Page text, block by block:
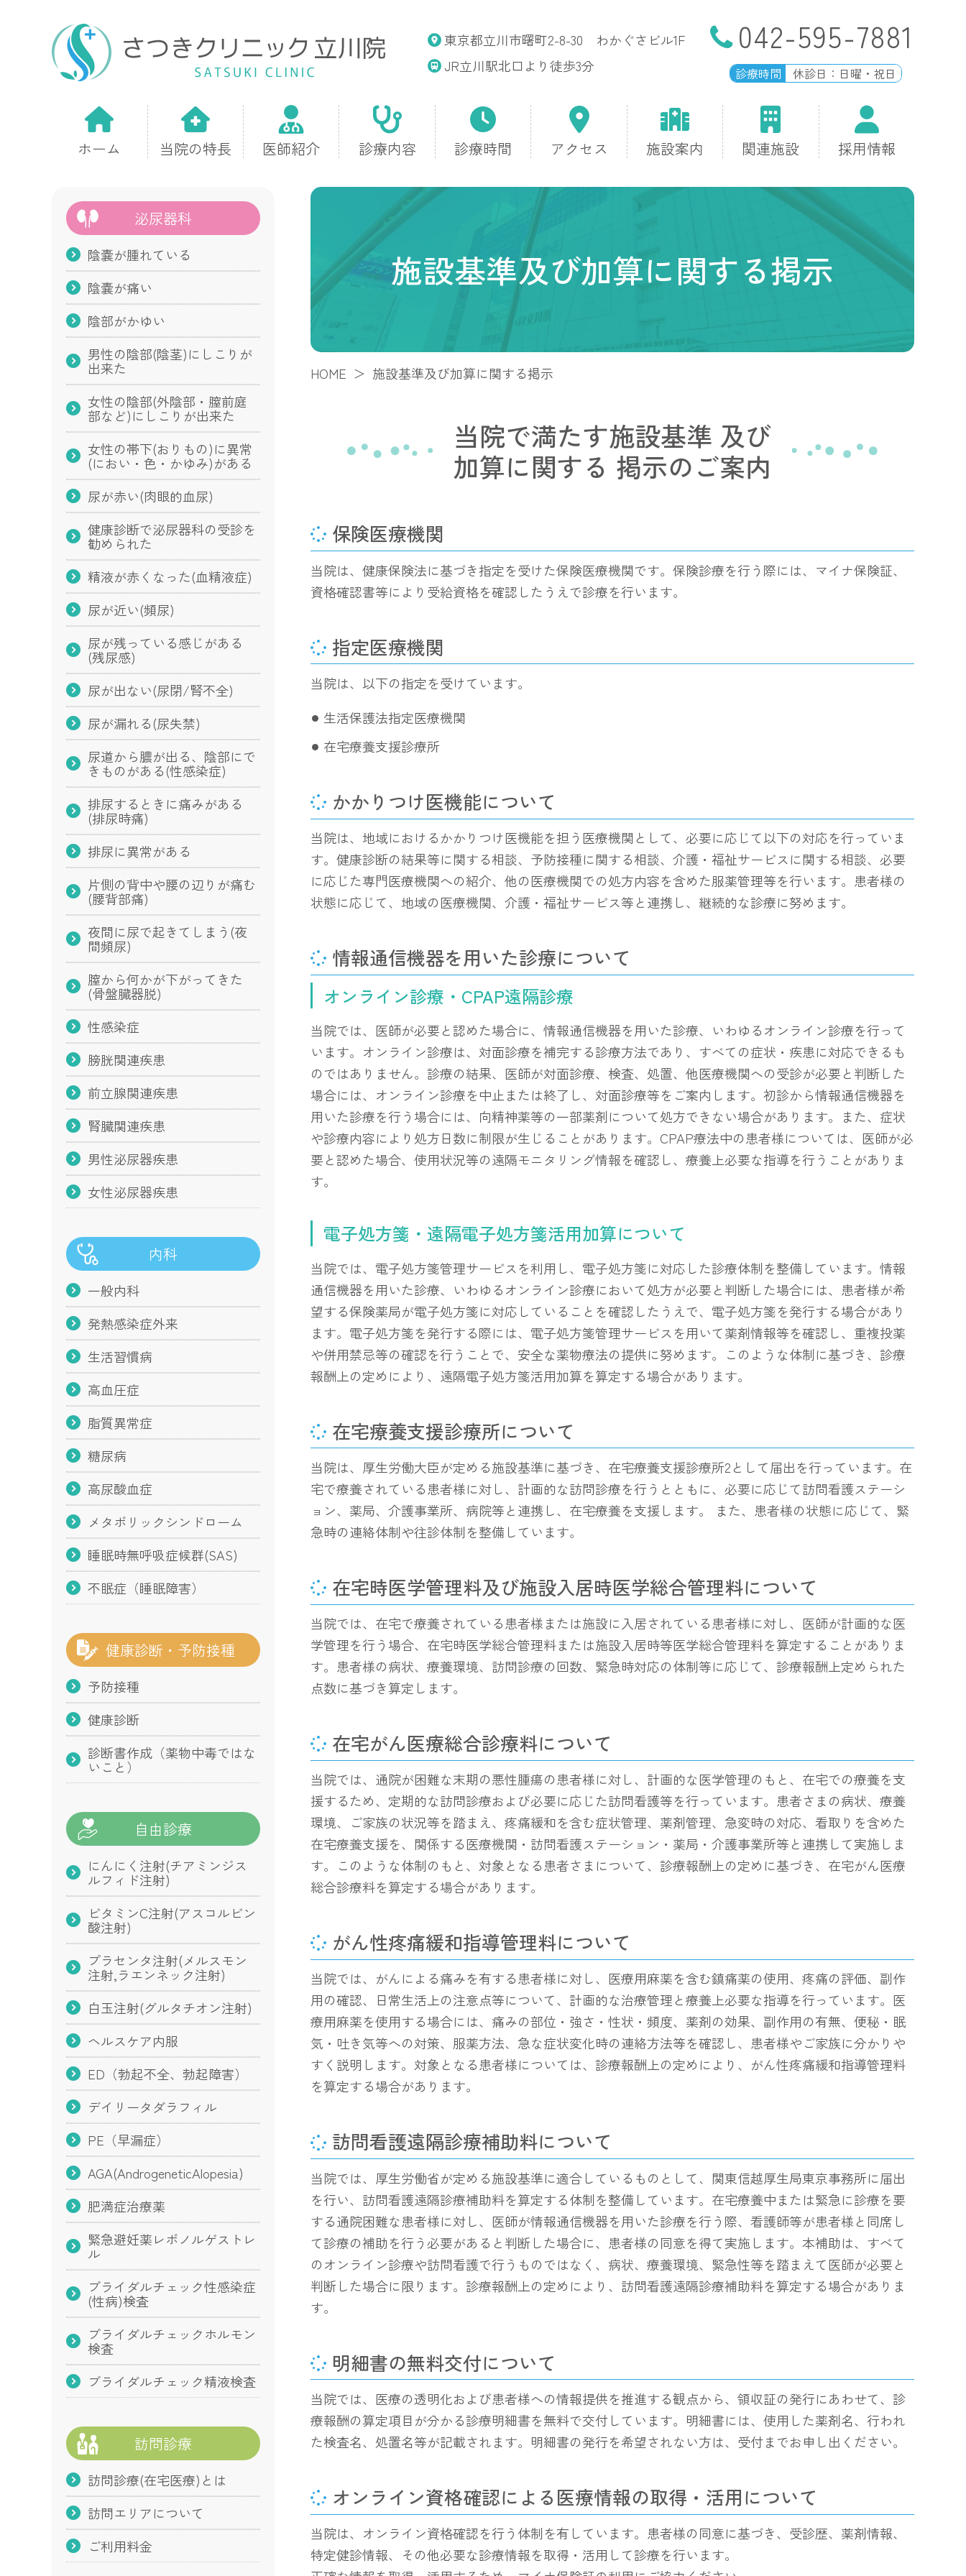
東京都立川市曙町2-8-30 わかぐさビル1F
JR立川駅北口より徒歩3分
042-595-7881
診療時間 休診日：日曜・祝日
ホーム 当院の特長 医師紹介 診療内容 診療時間 アクセス 施設案内 関連施設 採用情報
施設基準及び加算に関する掲示
HOME 施設基準及び加算に関する掲示
当院で満たす施設基準 及び
加算に関する 掲示のご案内
保険医療機関
当院は、健康保険法に基づき指定を受けた保険医療機関です。保険診療を行う際には、マイナ保険証、
資格確認書等により受給資格を確認したうえで診療を行います。
指定医療機関
当院は、以下の指定を受けています。
生活保護法指定医療機関
在宅療養支援診療所
かかりつけ医機能について
当院は、地域におけるかかりつけ医機能を担う医療機関として、必要に応じて以下の対応を行っていま
す。健康診断の結果等に関する相談、予防接種に関する相談、介護・福祉サービスに関する相談、必要
に応じた専門医療機関への紹介、他の医療機関での処方内容を含めた服薬管理等を行います。患者様の
状態に応じて、地域の医療機関、介護・福祉サービス等と連携し、継続的な診療に努めます。
情報通信機器を用いた診療について
オンライン診療・CPAP遠隔診療
当院では、医師が必要と認めた場合に、情報通信機器を用いた診療、いわゆるオンライン診療を行って
います。オンライン診療は、対面診療を補完する診療方法であり、すべての症状・疾患に対応できるも
のではありません。診療の結果、医師が対面診療、検査、処置、他医療機関への受診が必要と判断した
場合には、オンライン診療を中止または終了し、対面診療等をご案内します。初診から情報通信機器を
用いた診療を行う場合には、向精神薬等の一部薬剤について処方できない場合があります。また、症状
や診療内容により処方日数に制限が生じることがあります。CPAP療法中の患者様については、医師が必
要と認めた場合、使用状況等の遠隔モニタリング情報を確認し、療養上必要な指導を行うことがありま
す。
電子処方箋・遠隔電子処方箋活用加算について
当院では、電子処方箋管理サービスを利用し、電子処方箋に対応した診療体制を整備しています。情報
通信機器を用いた診療、いわゆるオンライン診療において処方が必要と判断した場合には、患者様が希
望する保険薬局が電子処方箋に対応していることを確認したうえで、電子処方箋を発行する場合があり
ます。電子処方箋を発行する際には、電子処方箋管理サービスを用いて薬剤情報等を確認し、重複投薬
や併用禁忌等の確認を行うことで、安全な薬物療法の提供に努めます。このような体制に基づき、診療
報酬上の定めにより、遠隔電子処方箋活用加算を算定する場合があります。
在宅療養支援診療所について
当院は、厚生労働大臣が定める施設基準に基づき、在宅療養支援診療所2として届出を行っています。在
宅で療養されている患者様に対し、計画的な訪問診療を行うとともに、必要に応じて訪問看護ステーシ
ョン、薬局、介護事業所、病院等と連携し、在宅療養を支援します。 また、患者様の状態に応じて、緊
急時の連絡体制や往診体制を整備しています。
在宅時医学管理料及び施設入居時医学総合管理料について
当院では、在宅で療養されている患者様または施設に入居されている患者様に対し、医師が計画的な医
学管理を行う場合、在宅時医学総合管理料または施設入居時等医学総合管理料を算定することがありま
す。患者様の病状、療養環境、訪問診療の回数、緊急時対応の体制等に応じて、診療報酬上定められた
点数に基づき算定します。
在宅がん医療総合診療料について
当院では、通院が困難な末期の悪性腫瘍の患者様に対し、計画的な医学管理のもと、在宅での療養を支
援するため、定期的な訪問診療および必要に応じた訪問看護等を行っています。患者さまの病状、療養
環境、ご家族の状況等を踏まえ、疼痛緩和を含む症状管理、薬剤管理、急変時の対応、看取りを含めた
在宅療養支援を、関係する医療機関・訪問看護ステーション・薬局・介護事業所等と連携して実施しま
す。このような体制のもと、対象となる患者さまについて、診療報酬上の定めに基づき、在宅がん医療
総合診療料を算定する場合があります。
がん性疼痛緩和指導管理料について
当院では、がんによる痛みを有する患者様に対し、医療用麻薬を含む鎮痛薬の使用、疼痛の評価、副作
用の確認、日常生活上の注意点等について、計画的な治療管理と療養上必要な指導を行っています。医
療用麻薬を使用する場合には、痛みの部位・強さ・性状・頻度、薬剤の効果、副作用の有無、便秘・眠
気・吐き気等への対策、服薬方法、急な症状変化時の連絡方法等を確認し、患者様やご家族に分かりや
すく説明します。対象となる患者様については、診療報酬上の定めにより、がん性疼痛緩和指導管理料
を算定する場合があります。
訪問看護遠隔診療補助料について
当院では、厚生労働省が定める施設基準に適合しているものとして、関東信越厚生局東京事務所に届出
を行い、訪問看護遠隔診療補助料を算定する体制を整備しています。在宅療養中または緊急に診療を要
する通院困難な患者様に対し、医師が情報通信機器を用いた診療を行う際、看護師等が患者様と同席し
て診療の補助を行う必要があると判断した場合に、患者様の同意を得て実施します。本補助は、すべて
のオンライン診療や訪問看護で行うものではなく、病状、療養環境、緊急性等を踏まえて医師が必要と
判断した場合に限ります。診療報酬上の定めにより、訪問看護遠隔診療補助料を算定する場合がありま
す。
明細書の無料交付について
当院では、医療の透明化および患者様への情報提供を推進する観点から、領収証の発行にあわせて、診
療報酬の算定項目が分かる診療明細書を無料で交付しています。明細書には、使用した薬剤名、行われ
た検査名、処置名等が記載されます。明細書の発行を希望されない方は、受付までお申し出ください。
オンライン資格確認による医療情報の取得・活用について
当院は、オンライン資格確認を行う体制を有しています。患者様の同意に基づき、受診歴、薬剤情報、
特定健診情報、その他必要な診療情報を取得・活用して診療を行います。
泌尿器科
陰嚢が腫れている
陰嚢が痛い
陰部がかゆい
男性の陰部(陰茎)にしこりが
出来た
女性の陰部(外陰部・膣前庭
部など)にしこりが出来た
女性の帯下(おりもの)に異常
(におい・色・かゆみ)がある
尿が赤い(肉眼的血尿)
健康診断で泌尿器科の受診を
勧められた
精液が赤くなった(血精液症)
尿が近い(頻尿)
尿が残っている感じがある
(残尿感)
尿が出ない(尿閉/腎不全)
尿が漏れる(尿失禁)
尿道から膿が出る、陰部にで
きものがある(性感染症)
排尿するときに痛みがある
(排尿時痛)
排尿に異常がある
片側の背中や腰の辺りが痛む
(腰背部痛)
夜間に尿で起きてしまう(夜
間頻尿)
膣から何かが下がってきた
(骨盤臓器脱)
性感染症
膀胱関連疾患
前立腺関連疾患
腎臓関連疾患
男性泌尿器疾患
女性泌尿器疾患
内科
一般内科
発熱感染症外来
生活習慣病
高血圧症
脂質異常症
糖尿病
高尿酸血症
メタボリックシンドローム
睡眠時無呼吸症候群(SAS)
不眠症（睡眠障害）
健康診断・予防接種
予防接種
健康診断
診断書作成（薬物中毒ではな
いこと）
自由診療
にんにく注射(チアミンジス
ルフィド注射)
ビタミンC注射(アスコルビン
酸注射)
プラセンタ注射(メルスモン
注射,ラエンネック注射)
白玉注射(グルタチオン注射)
ヘルスケア内服
ED（勃起不全、勃起障害）
デイリータダラフィル
PE（早漏症）
AGA(AndrogeneticAlopesia)
肥満症治療薬
緊急避妊薬レボノルゲストレ
ル
ブライダルチェック性感染症
(性病)検査
ブライダルチェックホルモン
検査
ブライダルチェック精液検査
訪問診療
訪問診療(在宅医療)とは
訪問エリアについて
ご利用料金